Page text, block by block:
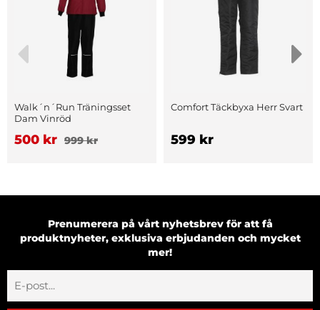
Walk´n´Run Träningsset
Dam Vinröd
500 kr 999 kr
Comfort Täckbyxa Herr Svart
599 kr
Prenumerera på vårt nyhetsbrev för att få
produktnyheter, exklusiva erbjudanden och mycket
mer!